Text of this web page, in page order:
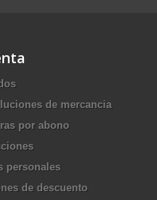
de mercancia
por abono
personales
de descuento